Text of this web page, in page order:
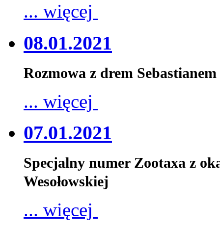
... więcej
08.01.2021
Rozmowa z drem
... więcej
07.01.2021
Specjalny numer Zootaxa z
Wesołowskiej
... więcej